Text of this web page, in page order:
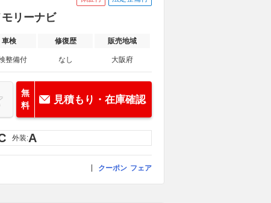
リーナビ
車検 修復歴 販売地域
整備付 なし 大阪府
無
料
見積もり・在庫確認
外装:A
クーポン フェア